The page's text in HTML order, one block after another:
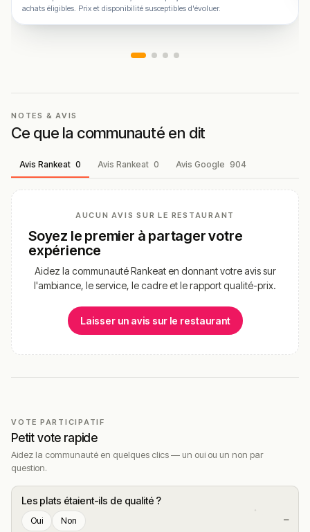
achats éligibles. Prix et disponibilité susceptibles d'évoluer.
NOTES & AVIS
Ce que la communauté en dit
Avis Rankeat 0 Avis Rankeat 0 Avis Google 904
AUCUN AVIS SUR LE RESTAURANT
Soyez le premier à partager votre
expérience
Aidez la communauté Rankeat en donnant votre avis sur
l'ambiance, le service, le cadre et le rapport qualité-prix.
Laisser un avis sur le restaurant
VOTE PARTICIPATIF
Petit vote rapide
Aidez la communauté en quelques clics — un oui ou un non par
question.
Les plats étaient-ils de qualité ?
Oui Non —